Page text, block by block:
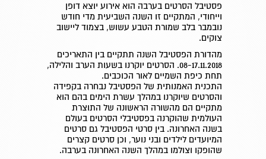
פסטיבל הסרטים בערבה הוא אירוע יוצא דופן
וייחודי, המתקיים זו השנה השביעית מדי חודש
נובמבר בלב שמורת הטבע עשוש, בצמוד ליישוב
צוקים.
מהדורת הפסטיבל השנה תתקיים בין התאריכים
08-17.11.2018. הסרטים יוקרנו בשעות הערב והלילה,
תחת כיפת השמיים לאור הכוכבים.
התכנית האמנותית של הפסטיבל נבחרה בקפידה
והסרטים שיוקרנו במהלך עשרת הימים בהם הוא
מתקיים הם מהשורה הראשונה של התוצרת
העולמית שהוקרנה בפסטיבלי הסרטים בעולם
בשנה האחרונה. בין סרטי הפסטיבל גם סרטים
המיועדים לילדים ובני נוער, וכן סרטים קצרים
שהופקו וצולמו במהלך השנה האחרונה בערבה.